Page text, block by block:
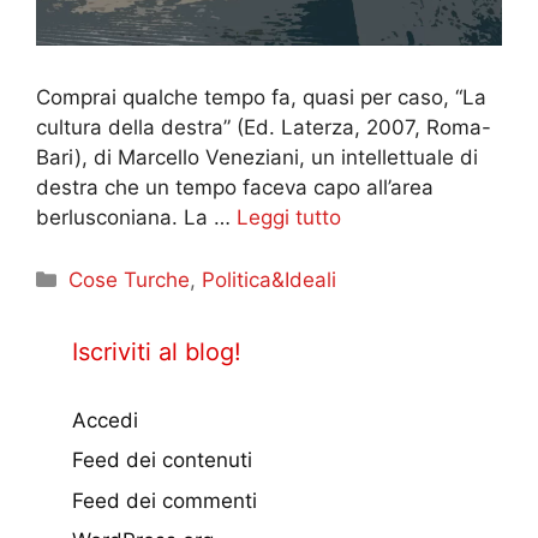
Comprai qualche tempo fa, quasi per caso, “La
cultura della destra” (Ed. Laterza, 2007, Roma-
Bari), di Marcello Veneziani, un intellettuale di
destra che un tempo faceva capo all’area
berlusconiana. La … Leggi tutto
Categorie
Cose Turche, Politica&Ideali
Iscriviti al blog!
Accedi
Feed dei contenuti
Feed dei commenti